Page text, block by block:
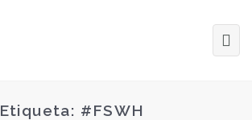
Etiqueta: #FSWH